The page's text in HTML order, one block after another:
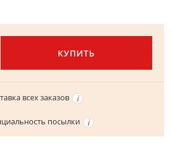
КУПИТЬ
всех заказов
посылки